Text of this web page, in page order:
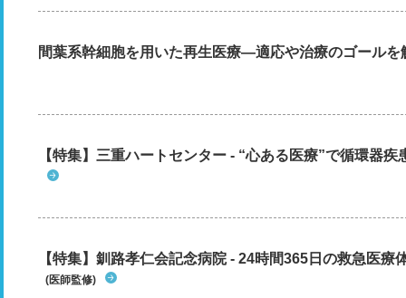
間葉系幹細胞を用いた再生医療―適応や治療のゴール
【特集】三重ハートセンター - “心ある医療”で循環器疾
【特集】釧路孝仁会記念病院 - 24時間365日の救急医療
(医師監修)